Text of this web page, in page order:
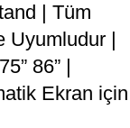
| Tüm
Uyumludur |
86” |
Ekran için